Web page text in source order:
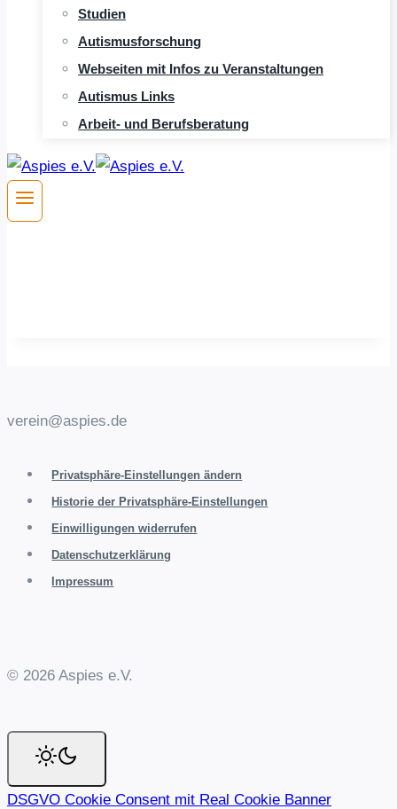
Studien
Autismusforschung
Webseiten mit Infos zu Veranstaltungen
Autismus Links
Arbeit- und Berufsberatung
verein@aspies.de
Privatsphäre-Einstellungen ändern
Historie der Privatsphäre-Einstellungen
Einwilligungen widerrufen
Datenschutzerklärung
Impressum
© 2026 Aspies e.V.
DSGVO Cookie Consent mit Real Cookie Banner